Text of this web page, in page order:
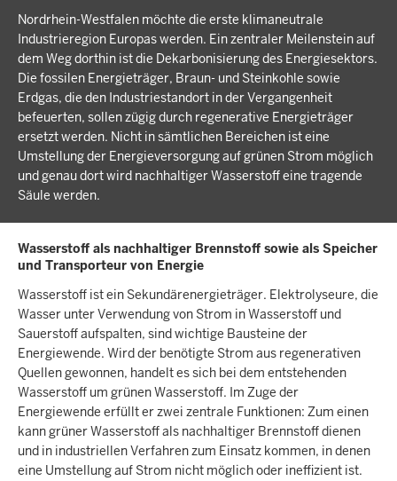
Nordrhein-Westfalen möchte die erste klimaneutrale
Industrieregion Europas werden. Ein zentraler Meilenstein auf
dem Weg dorthin ist die Dekarbonisierung des Energiesektors.
Die fossilen Energieträger, Braun- und Steinkohle sowie
Erdgas, die den Industriestandort in der Vergangenheit
befeuerten, sollen zügig durch regenerative Energieträger
ersetzt werden. Nicht in sämtlichen Bereichen ist eine
Umstellung der Energieversorgung auf grünen Strom möglich
und genau dort wird nachhaltiger Wasserstoff eine tragende
Säule werden.
Wasserstoff als nachhaltiger Brennstoff sowie als Speicher
und Transporteur von Energie
Wasserstoff ist ein Sekundärenergieträger. Elektrolyseure, die
Wasser unter Verwendung von Strom in Wasserstoff und
Sauerstoff aufspalten, sind wichtige Bausteine der
Energiewende. Wird der benötigte Strom aus regenerativen
Quellen gewonnen, handelt es sich bei dem entstehenden
Wasserstoff um grünen Wasserstoff. Im Zuge der
Energiewende erfüllt er zwei zentrale Funktionen: Zum einen
kann grüner Wasserstoff als nachhaltiger Brennstoff dienen
und in industriellen Verfahren zum Einsatz kommen, in denen
eine Umstellung auf Strom nicht möglich oder ineffizient ist.